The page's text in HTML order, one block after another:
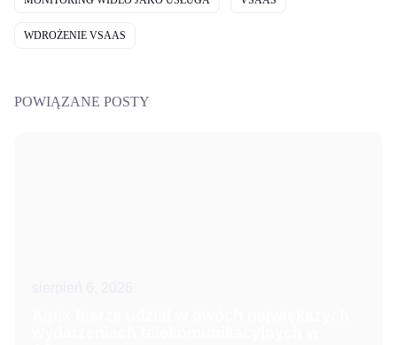
WDROŻENIE VSAAS
POWIĄZANE POSTY